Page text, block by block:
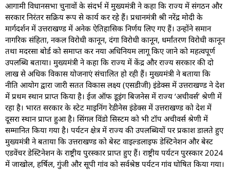
आगामी विधानसभा चुनावों के संदर्भ में मुख्यमंत्री ने कहा कि राज्य में संगठन और
सरकार निरंतर सक्रिय रूप से कार्य कर रहे हैं। प्रधानमंत्री श्री नरेंद्र मोदी के
मार्गदर्शन में उत्तराखण्ड में अनेक ऐतिहासिक निर्णय लिए गए हैं। उन्होंने समान
नागरिक संहिता, नकल विरोधी कानून, दंगा विरोधी कानून, धर्मांतरण विरोधी कानून
तथा मदरसा बोर्ड को समाप्त कर नया अधिनियम लागू किए जाने को महत्वपूर्ण
उपलब्धि बताया। मुख्यमंत्री ने कहा कि राज्य में केंद्र और राज्य सरकार की दो
लाख से अधिक विकास योजनाएं संचालित हो रही हैं। मुख्यमंत्री ने बताया कि
नीति आयोग द्वारा जारी सतत विकास लक्ष्य (एसडीजी) इंडेक्स में उत्तराखण्ड ने देश
में प्रथम स्थान प्राप्त किया है। ईज ऑफ डूइंग बिजनेस में राज्य ‘अचीवर्स’ श्रेणी में
रहा है। भारत सरकार के स्टेट माइनिंग रेडीनेस इंडेक्स में उत्तराखण्ड को देश में
दूसरा स्थान प्राप्त हुआ है। सिंगल विंडो सिस्टम को भी टॉप अचीवर्स श्रेणी में
सम्मानित किया गया है। पर्यटन क्षेत्र में राज्य की उपलब्धियों पर प्रकाश डालते हुए
मुख्यमंत्री ने बताया कि उत्तराखण्ड को बेस्ट वाइल्डलाइफ डेस्टिनेशन और बेस्ट
एडवेंचर डेस्टिनेशन के राष्ट्रीय पुरस्कार प्राप्त हुए हैं। राष्ट्रीय पर्यटन पुरस्कार 2024
में जाखोल, हर्षिल, गुंजी और सूपी गांव को सर्वश्रेष्ठ पर्यटन गांव घोषित किया गया।